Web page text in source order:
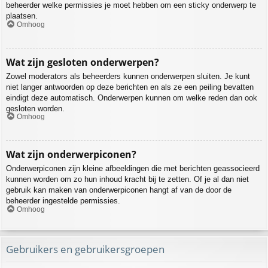
beheerder welke permissies je moet hebben om een sticky onderwerp te
plaatsen.
Omhoog
Wat zijn gesloten onderwerpen?
Zowel moderators als beheerders kunnen onderwerpen sluiten. Je kunt
niet langer antwoorden op deze berichten en als ze een peiling bevatten
eindigt deze automatisch. Onderwerpen kunnen om welke reden dan ook
gesloten worden.
Omhoog
Wat zijn onderwerpiconen?
Onderwerpiconen zijn kleine afbeeldingen die met berichten geassocieerd
kunnen worden om zo hun inhoud kracht bij te zetten. Of je al dan niet
gebruik kan maken van onderwerpiconen hangt af van de door de
beheerder ingestelde permissies.
Omhoog
Gebruikers en gebruikersgroepen